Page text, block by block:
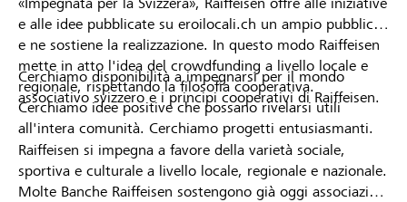
e alle idee pubblicate su eroilocali.ch un ampio pubblico
e ne sostiene la realizzazione. In questo modo Raiffeisen
mette in atto l'idea del crowdfunding a livello locale e
regionale, rispettando la filosofia cooperativa.
Cerchiamo idee positive che possano rivelarsi utili
all'intera comunità. Cerchiamo progetti entusiasmanti.
Cerchiamo disponibilità a impegnarsi per il mondo
associativo svizzero e i principi cooperativi di Raiffeisen.
Raiffeisen si impegna a favore della varietà sociale,
sportiva e culturale a livello locale, regionale e nazionale.
Molte Banche Raiffeisen sostengono già oggi associazioni